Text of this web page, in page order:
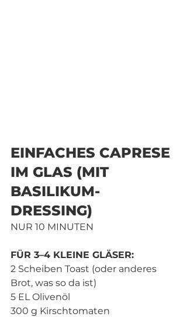
EINFACHES CAPRESE
IM GLAS (MIT
BASILIKUM-
DRESSING)
NUR 10 MINUTEN
FÜR 3–4 KLEINE GLÄSER:
2 Scheiben Toast (oder anderes
Brot, was so da ist)
5 EL Olivenöl
300 g Kirschtomaten